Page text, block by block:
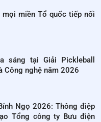
miền Tổ quốc tiếp nối
sáng tại Giải Pickleball
Công nghệ năm 2026
Ngọ 2026: Thông điệp
Tổng công ty Bưu điện